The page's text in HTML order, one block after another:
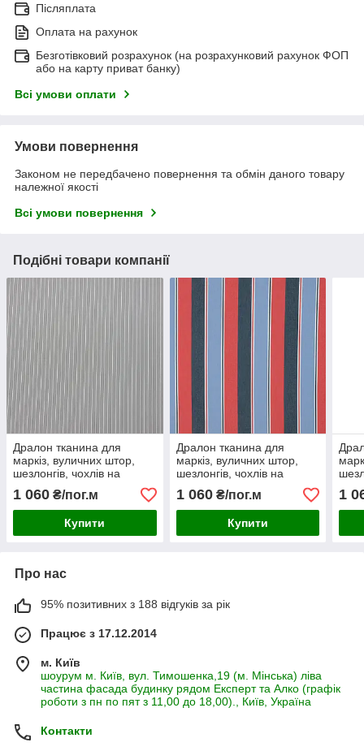
Післяплата
Оплата на рахунок
Безготівковий розрахунок (на розрахунковий рахунок ФОП
або на карту приват банку)
Всі умови оплати
Умови повернення
Законом не передбачено повернення та обмін даного товару
належної якості
Всі умови повернення
Подібні товари компанії
Дралон тканина для
маркіз, вуличних штор,
шезлонгів, чохлів на
садові меблі, гойдалок,
смуга
1 060 ₴/пог.м
Купити
Дралон тканина для
маркіз, вуличних штор,
шезлонгів, чохлів на
садові меблі, гойдалок,
смуга
1 060₴/пог.м
Купити
1
Про нас
95% позитивних з 188 відгуків за рік
Працює з 17.12.2014
м. Київ
шоурум м. Київ, вул. Тимошенка,19 (м. Мінська) ліва
частина фасада будинку рядом Експерт та Алко (графік
роботи з пн по пят з 11,00 до 18,00)., Київ, Україна
Контакти